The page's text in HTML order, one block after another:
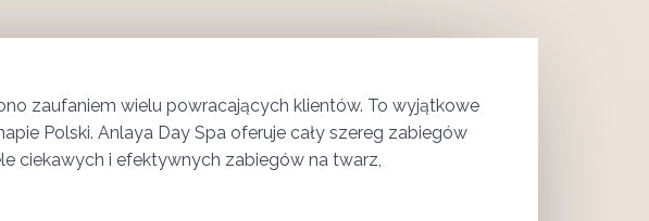
zaufaniem wielu powracających klientów. To wyjątkowe
Polski. Anlaya Day Spa oferuje cały szereg zabiegów
ciekawych i efektywnych zabiegów na twarz,